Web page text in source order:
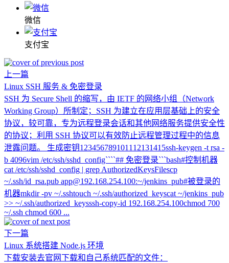
微信
支付宝
上一篇
Linux SSH 服务 & 免密登录
SSH 为 Secure Shell 的缩写，由 IETF 的网络小组（Network
Working Group）所制定；SSH 为建立在应用层基础上的安全
协议，较可靠，专为远程登录会话和其他网络服务提供安全性
的协议；利用 SSH 协议可以有效防止远程管理过程中的信息
泄露问题。 生成密钥123456789101112131415ssh-keygen -t rsa -
b 4096vim /etc/ssh/sshd_config````## 免密登录```bash#控制机器
cat /etc/ssh/sshd_config | grep AuthorizedKeysFilescp
~/.ssh/id_rsa.pub app@192.168.254.100:~/jenkins_pub#被登录的
机器mkdir -pv ~/.sshtouch ~/.ssh/authorized_keyscat ~/jenkins_pub
>> ~/.ssh/authorized_keysssh-copy-id 192.168.254.100chmod 700
~/.ssh chmod 600 ...
下一篇
Linux 系统搭建 Node.js 环境
下载安装去官网下载和自己系统匹配的文件：